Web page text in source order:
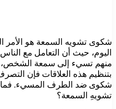
شكوى تشويه السمعة هو الأمر
اليوم، حيث أن التعامل مع
منهم تسيء إلى سمعة الشخص،
بتنظيم هذه العلاقات فإن
شكوى ضد الطرف المسيء. فما
تشويهِ السمعة؟